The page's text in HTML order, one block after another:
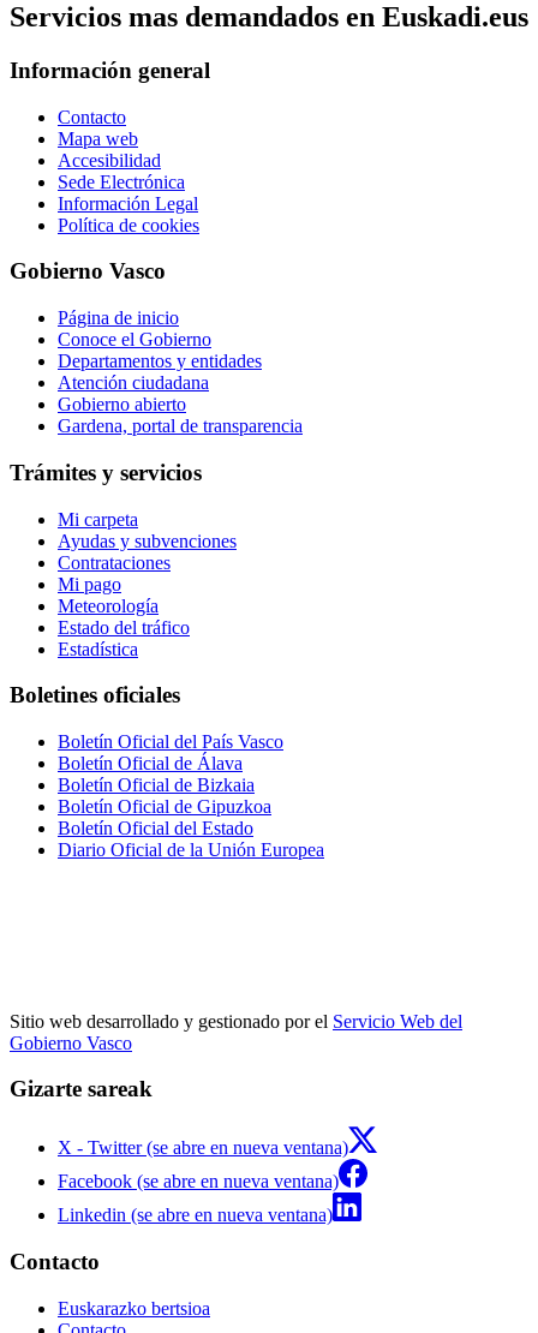
Servicios mas demandados en Euskadi.eus
Información general
Contacto
Mapa web
Accesibilidad
Sede Electrónica
Información Legal
Política de cookies
Gobierno Vasco
Página de inicio
Conoce el Gobierno
Departamentos y entidades
Atención ciudadana
Gobierno abierto
Gardena, portal de transparencia
Trámites y servicios
Mi carpeta
Ayudas y subvenciones
Contrataciones
Mi pago
Meteorología
Estado del tráfico
Estadística
Boletines oficiales
Boletín Oficial del País Vasco
Boletín Oficial de Álava
Boletín Oficial de Bizkaia
Boletín Oficial de Gipuzkoa
Boletín Oficial del Estado
Diario Oficial de la Unión Europea
Sitio web desarrollado y gestionado por el Servicio Web del
Gobierno Vasco
Gizarte sareak
X - Twitter (se abre en nueva ventana)
Facebook (se abre en nueva ventana)
Linkedin (se abre en nueva ventana)
Contacto
Euskarazko bertsioa